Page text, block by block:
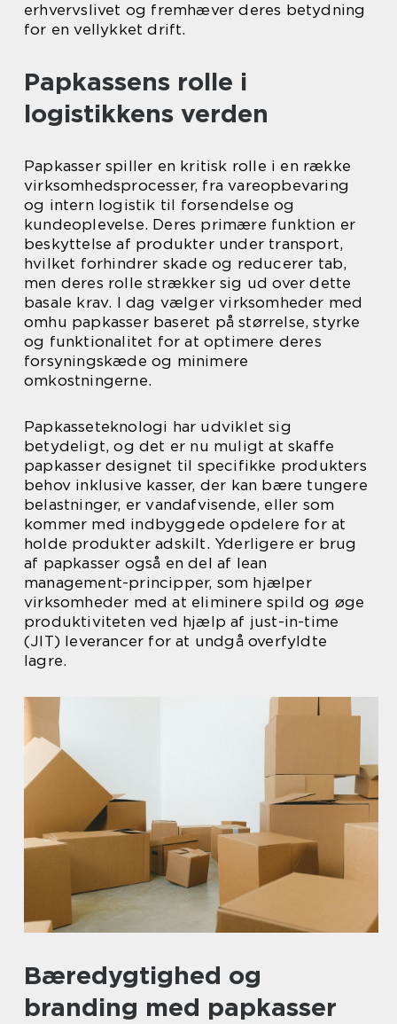
erhvervslivet og fremhæver deres betydning
for en vellykket drift.
Papkassens rolle i
logistikkens verden
Papkasser spiller en kritisk rolle i en række
virksomhedsprocesser, fra vareopbevaring
og intern logistik til forsendelse og
kundeoplevelse. Deres primære funktion er
beskyttelse af produkter under transport,
hvilket forhindrer skade og reducerer tab,
men deres rolle strækker sig ud over dette
basale krav. I dag vælger virksomheder med
omhu papkasser baseret på størrelse, styrke
og funktionalitet for at optimere deres
forsyningskæde og minimere
omkostningerne.
Papkasseteknologi har udviklet sig
betydeligt, og det er nu muligt at skaffe
papkasser designet til specifikke produkters
behov inklusive kasser, der kan bære tungere
belastninger, er vandafvisende, eller som
kommer med indbyggede opdelere for at
holde produkter adskilt. Yderligere er brug
af papkasser også en del af lean
management-principper, som hjælper
virksomheder med at eliminere spild og øge
produktiviteten ved hjælp af just-in-time
(JIT) leverancer for at undgå overfyldte
lagre.
Bæredygtighed og
branding med papkasser